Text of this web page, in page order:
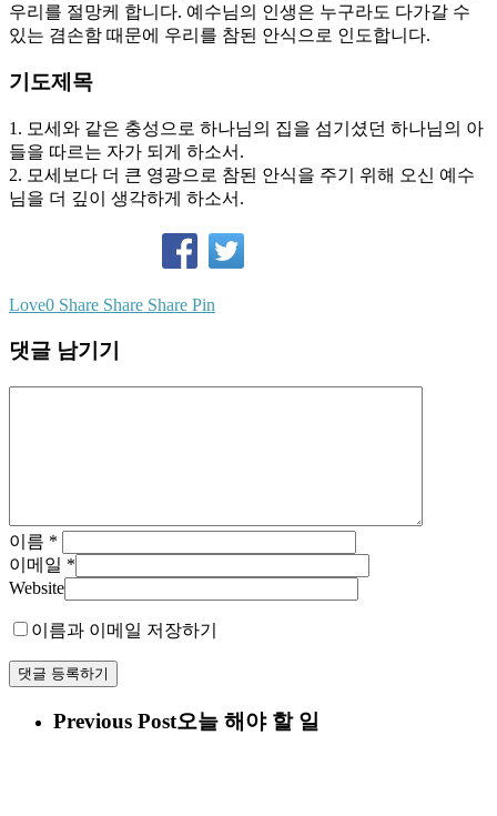
우리를 절망케 합니다. 예수님의 인생은 누구라도 다가갈 수
있는 겸손함 때문에 우리를 참된 안식으로 인도합니다.
기도제목
1. 모세와 같은 충성으로 하나님의 집을 섬기셨던 하나님의 아
들을 따르는 자가 되게 하소서.
2. 모세보다 더 큰 영광으로 참된 안식을 주기 위해 오신 예수
님을 더 깊이 생각하게 하소서.
Love0 Share Share Share Pin
댓글 남기기
이름 *
이메일 *
Website
이름과 이메일 저장하기
Previous Post오늘 해야 할 일